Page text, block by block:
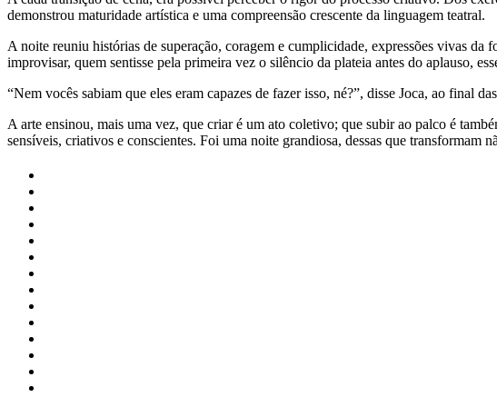
demonstrou maturidade artística e uma compreensão crescente da linguagem teatral.
A noite reuniu histórias de superação, coragem e cumplicidade, expressões vivas
improvisar, quem sentisse pela primeira vez o silêncio da plateia antes do aplauso,
“Nem vocês sabiam que eles eram capazes de fazer isso, né?”, disse Joca, ao final
A arte ensinou, mais uma vez, que criar é um ato coletivo; que subir ao palco é
sensíveis, criativos e conscientes. Foi uma noite grandiosa, dessas que transformam